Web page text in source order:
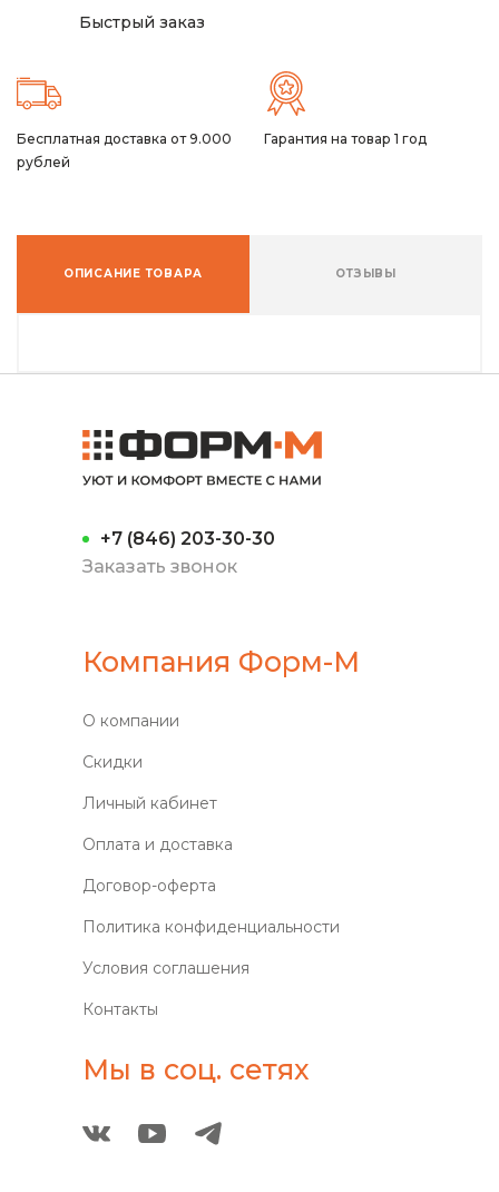
Быстрый заказ
Бесплатная доставка от 9.000
рублей
Гарантия на товар 1 год
ОПИСАНИЕ ТОВАРА ОТЗЫВЫ
+7 (846) 203-30-30
Заказать звонок
Компания Форм-М
О компании
Скидки
Личный кабинет
Оплата и доставка
Договор-оферта
Политика конфиденциальности
Условия соглашения
Контакты
Мы в соц. сетях